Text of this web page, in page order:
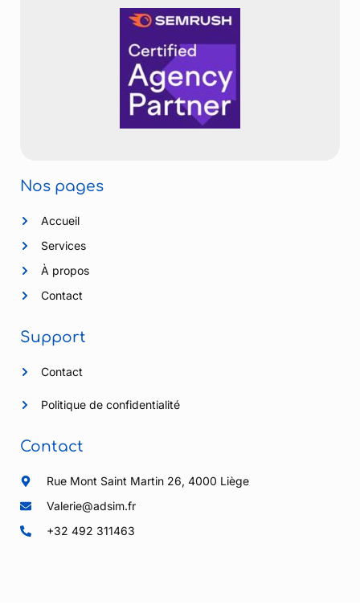
Nos pages
Accueil
Services
À propos
Contact
Support
Contact
Politique de confidentialité
Contact
Rue Mont Saint Martin 26, 4000 Liège
Valerie@adsim.fr
+32 492 311463